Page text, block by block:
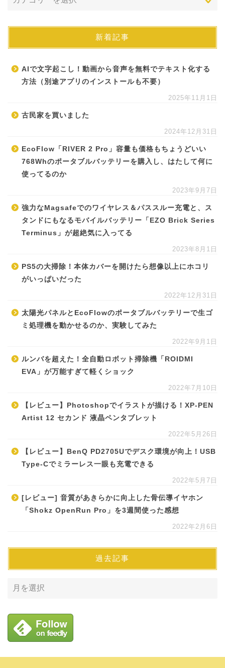
新着記事
AIで文字起こし！動画から音声を無料でテキスト化する
方法（別途アプリのインストールも不要）
2025年11月1日
古民家を買いました
2024年12月31日
EcoFlow「RIVER 2 Pro」容量も価格もちょうどいい
768Whのポータブルバッテリーを購入し、はたして何に
使ってるのか
2023年9月7日
強力なMagsafeでのワイヤレス＆パススルー充電と、ス
タンドにもなるモバイルバッテリー「EZO Brick Series
Terminus」が超絶気に入ってる
2023年8月1日
PS5の大掃除！本体カバーを開けたら想像以上にホコリ
がいっぱいだった
2022年12月31日
太陽光パネルとEcoFlowのポータブルバッテリーで生ゴ
ミ処理機を動かせるのか、実験してみた
2022年9月1日
ルンバを超えた！全自動ロボット掃除機「ROIDMI
EVA」が万能すぎて軽くショック
2022年7月10日
【レビュー】Photoshopでイラストが描ける！XP-PEN
Artist 12 セカンド 液晶ペンタブレット
2022年5月26日
【レビュー】BenQ PD2705Uでデスク環境が向上！USB
Type-Cでミラーレス一眼も充電できる
2022年5月7日
[レビュー] 音質があきらかに向上した骨伝導イヤホン
「Shokz OpenRun Pro」を3週間使った感想
2022年2月6日
過去記事